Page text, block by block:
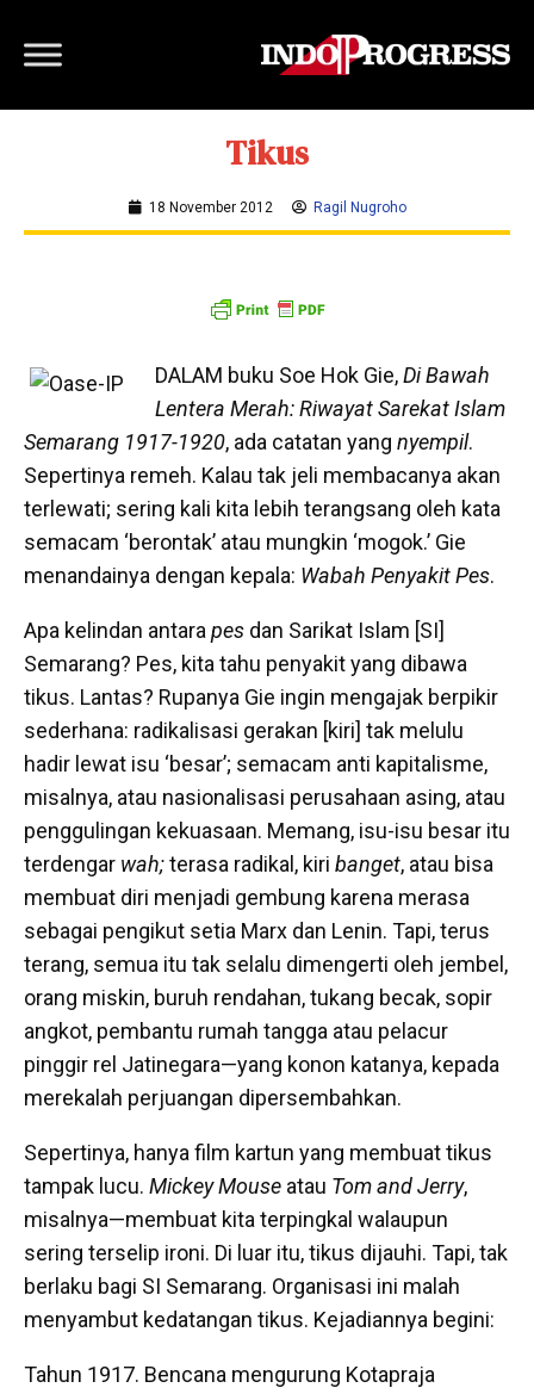
Tikus
18 November 2012 Ragil Nugroho
DALAM buku Soe Hok Gie,Di Bawah
Lentera Merah: Riwayat Sarekat Islam
Semarang 1917-1920, ada catatan yang nyempil.
Sepertinya remeh. Kalau tak jeli membacanya akan
terlewati; sering kali kita lebih terangsang oleh kata
semacam ‘berontak’ atau mungkin ‘mogok.’ Gie
menandainya dengan kepala: Wabah Penyakit Pes.
Apa kelindan antara pes dan Sarikat Islam [SI]
Semarang? Pes, kita tahu penyakit yang dibawa
tikus. Lantas? Rupanya Gie ingin mengajak berpikir
sederhana: radikalisasi gerakan [kiri] tak melulu
hadir lewat isu ‘besar’; semacam anti kapitalisme,
misalnya, atau nasionalisasi perusahaan asing, atau
penggulingan kekuasaan. Memang, isu-isu besar itu
terdengar wah;terasa radikal, kiri banget, atau bisa
membuat diri menjadi gembung karena merasa
sebagai pengikut setia Marx dan Lenin. Tapi, terus
terang, semua itu tak selalu dimengerti oleh jembel,
orang miskin, buruh rendahan, tukang becak, sopir
angkot, pembantu rumah tangga atau pelacur
pinggir rel Jatinegara—yang konon katanya, kepada
merekalah perjuangan dipersembahkan.
Sepertinya, hanya film kartun yang membuat tikus
tampak lucu. Mickey Mouse atau Tom and Jerry,
misalnya—membuat kita terpingkal walaupun
sering terselip ironi. Di luar itu, tikus dijauhi. Tapi, tak
berlaku bagi SI Semarang. Organisasi ini malah
menyambut kedatangan tikus. Kejadiannya begini:
Tahun 1917. Bencana mengurung Kotapraja